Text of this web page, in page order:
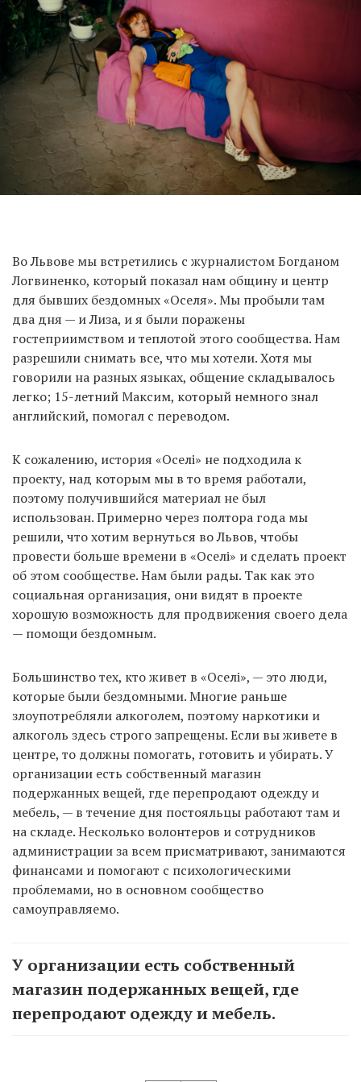
Во Львове мы встретились с журналистом Богданом
Логвиненко, который показал нам общину и центр
для бывших бездомных «Оселя». Мы пробыли там
два дня — и Лиза, и я были поражены
гостеприимством и теплотой этого сообщества. Нам
разрешили снимать все, что мы хотели. Хотя мы
говорили на разных языках, общение складывалось
легко; 15-летний Максим, который немного знал
английский, помогал с переводом.
К сожалению, история «Оселі» не подходила к
проекту, над которым мы в то время работали,
поэтому получившийся материал не был
использован. Примерно через полтора года мы
решили, что хотим вернуться во Львов, чтобы
провести больше времени в «Оселі» и сделать проект
об этом сообществе. Нам были рады. Так как это
социальная организация, они видят в проекте
хорошую возможность для продвижения своего дела
— помощи бездомным.
Большинство тех, кто живет в «Оселі», — это люди,
которые были бездомными. Многие раньше
злоупотребляли алкоголем, поэтому наркотики и
алкоголь здесь строго запрещены. Если вы живете в
центре, то должны помогать, готовить и убирать. У
организации есть собственный магазин
подержанных вещей, где перепродают одежду и
мебель, — в течение дня постояльцы работают там и
на складе. Несколько волонтеров и сотрудников
администрации за всем присматривают, занимаются
финансами и помогают с психологическими
проблемами, но в основном сообщество
самоуправляемо.
У организации есть собственный
магазин подержанных вещей, где
перепродают одежду и мебель.